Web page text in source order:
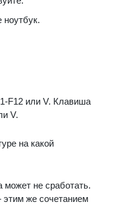
ноутбук.
F12 или V. Клавиша
V.
на какой
не сработать.
же сочетанием